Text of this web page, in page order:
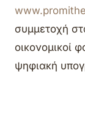
συμμετοχή
οικονομικοί
ψηφιακή